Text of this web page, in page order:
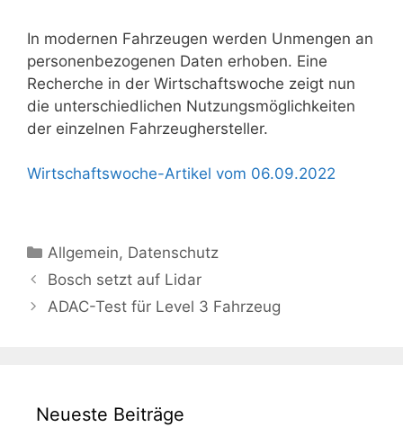
In modernen Fahrzeugen werden Unmengen an
personenbezogenen Daten erhoben. Eine
Recherche in der Wirtschaftswoche zeigt nun
die unterschiedlichen Nutzungsmöglichkeiten
der einzelnen Fahrzeughersteller.
Wirtschaftswoche-Artikel vom 06.09.2022
Kategorien
Allgemein, Datenschutz
Bosch setzt auf Lidar
ADAC-Test für Level 3 Fahrzeug
Neueste Beiträge